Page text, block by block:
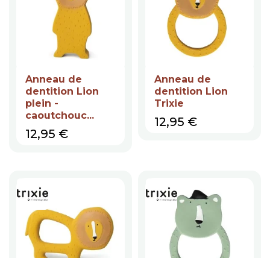
Anneau de
dentition Lion
plein -
caoutchouc...
Prix
12,95 €
Anneau de
dentition Lion
Trixie
Prix
12,95 €